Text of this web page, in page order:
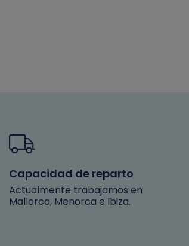
Capacidad de reparto
Actualmente trabajamos en
Mallorca, Menorca e Ibiza.